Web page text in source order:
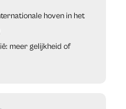
hoven in het
meer gelijkheid of